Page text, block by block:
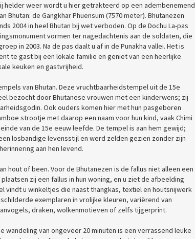
helder weer wordt u hier getrakteerd op een adembenemend
de Gangkhar Phuensum (7570 meter). Bhutanezen
2004 in heel Bhutan bij wet verboden. Op de Dochu La-pas
vormen ter nagedachtenis aan de soldaten, die
in 2003. Na de pas daalt u af in de Punakha vallei. Het is
te gast bij een lokale familie en geniet van een heerlijke
keuken en gastvrijheid.
van Bhutan. Deze vruchtbaarheidstempel uit de 15e
bezocht door Bhutanese vrouwen met een kinderwens; zij
Ook ouders komen hier met hun pasgeboren
strootje met daarop een naam voor hun kind, vaak Chimi
van de 15e eeuw leefde. De tempel is aan hem gewijd;
losbandige levensstijl en werd zelden gezien zonder zijn
aan hen levend.
of been. Voor de Bhutanezen is de fallus niet alleen een
zij een fallus in hun woning, en u ziet de afbeelding
vindt u winkeltjes die naast thangkas, textiel en houtsnijwerk
exemplaren in vrolijke kleuren, variërend van
draken, wolkenmotieven of zelfs tijgerprint.
van ongeveer 20 minuten is een verrassend leuke